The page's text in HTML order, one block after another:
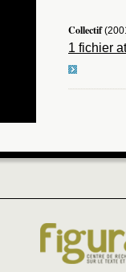
Collectif
1 fichier